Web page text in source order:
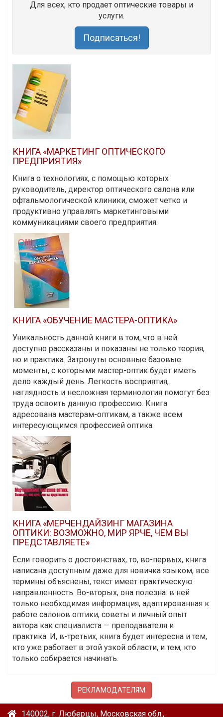
Для всех, кто продает оптические товары и
услуги.
Подписаться!
КНИГА «МАРКЕТИНГ ОПТИЧЕСКОГО
ПРЕДПРИЯТИЯ»
Книга о технологиях, с помощью которых
руководитель, директор оптического салона или
офтальмологической клиники, сможет четко и
продуктивно управлять маркетинговыми
коммуникациями своего предприятия.
КНИГА «ОБУЧЕНИЕ МАСТЕРА-ОПТИКА»
Уникальность данной книги в том, что в ней
доступно рассказаны и показаны не только теория,
но и практика. Затронуты основные базовые
моменты, с которыми мастер-оптик будет иметь
дело каждый день. Легкость восприятия,
наглядность и несложная терминология помогут без
труда освоить данную профессию. Книга
адресована мастерам-оптикам, а также всем
интересующимся профессией оптика.
КНИГА «МЕРЧЕНДАЙЗИНГ МАГАЗИНА
ОПТИКИ: ВОЗМОЖНО, МИР ЯРЧЕ, ЧЕМ ВЫ
ПРЕДСТАВЛЯЕТЕ»
Если говорить о достоинствах, то, во-первых, книга
написана доступным даже для новичка языком, все
термины объяснены, текст имеет практическую
направленность. Во-вторых, она полезна: в ней
только необходимая информация, адаптированная к
работе салонов оптики, советы и личный опыт
автора как специалиста — преподавателя и
практика. И, в-третьих, книга будет интересна и тем,
кто уже работает в этой узкой области, и тем, кто
только собирается начинать.
РЕКЛАМОДАТЕЛЯМ
140002, г. Люберцы, Московская обл.,